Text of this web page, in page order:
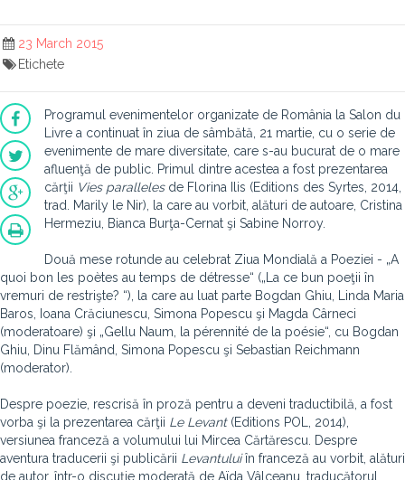
23 March 2015
Etichete
Programul evenimentelor organizate de România la Salon du
Livre a continuat în ziua de sâmbătă, 21 martie, cu o serie de
evenimente de mare diversitate, care s-au bucurat de o mare
afluenţă de public. Primul dintre acestea a fost prezentarea
cărţii Vies parallelesde Florina Ilis (Editions des Syrtes, 2014,
trad. Marily le Nir), la care au vorbit, alături de autoare, Cristina
Hermeziu, Bianca Burţa-Cernat şi Sabine Norroy.
Două mese rotunde au celebrat Ziua Mondială a Poeziei - „A
quoi bon les poètes au temps de détresse“ („La ce bun poeţii în
vremuri de restrişte? “), la care au luat parte Bogdan Ghiu, Linda Maria
Baros, Ioana Crăciunescu, Simona Popescu şi Magda Cârneci
(moderatoare) şi „Gellu Naum, la pérennité de la poésie“, cu Bogdan
Ghiu, Dinu Flămând, Simona Popescu şi Sebastian Reichmann
(moderator).
Despre poezie, rescrisă în proză pentru a deveni traductibilă, a fost
vorba şi la prezentarea cărţii Le Levant(Editions POL, 2014),
versiunea franceză a volumului lui Mircea Cărtărescu. Despre
aventura traducerii şi publicării Levantuluiîn franceză au vorbit, alături
de autor, într-o discuţie moderată de Aïda Vâlceanu, traducătorul